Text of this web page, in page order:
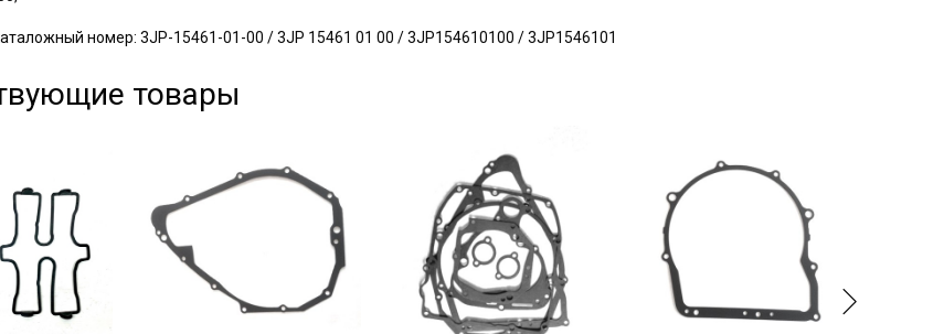
номер: 3JP-15461-01-00 / 3JP 15461 01 00 / 3JP154610100 / 3JP1546101
товары